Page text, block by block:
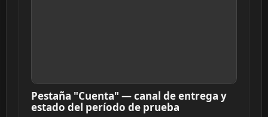
Pestaña "Cuenta" — canal de entrega y
estado del período de prueba